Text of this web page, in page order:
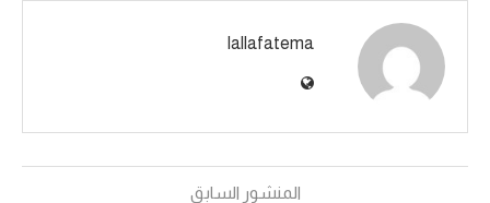
lallafatema
المنشور السابق